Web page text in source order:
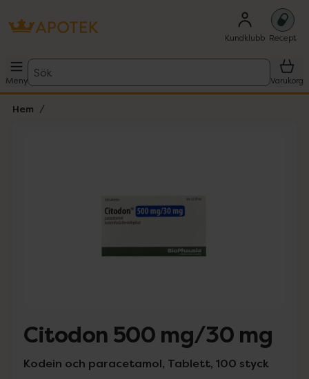
Kundklubb Recept
Meny
Sök
Varukorg
Hem
Citodon 500 mg/30 mg
Kodein och paracetamol, Tablett, 100 styck